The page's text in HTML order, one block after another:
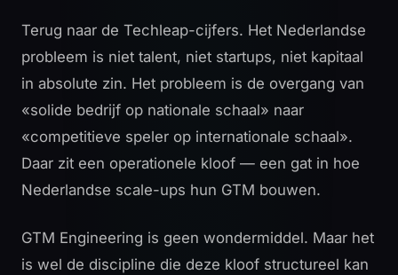
Terug naar de Techleap-cijfers. Het Nederlandse
probleem is niet talent, niet startups, niet kapitaal
in absolute zin. Het probleem is de overgang van
«solide bedrijf op nationale schaal» naar
«competitieve speler op internationale schaal».
Daar zit een operationele kloof — een gat in hoe
Nederlandse scale-ups hun GTM bouwen.
GTM Engineering is geen wondermiddel. Maar het
is wel de discipline die deze kloof structureel kan